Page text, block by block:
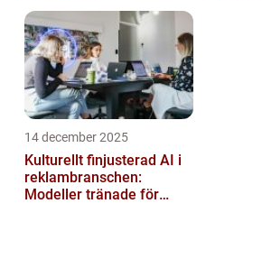
14 december 2025
Kulturellt finjusterad AI i
reklambranschen:
Modeller tränade för